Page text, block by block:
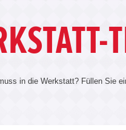
in die Werkstatt? Füllen Sie